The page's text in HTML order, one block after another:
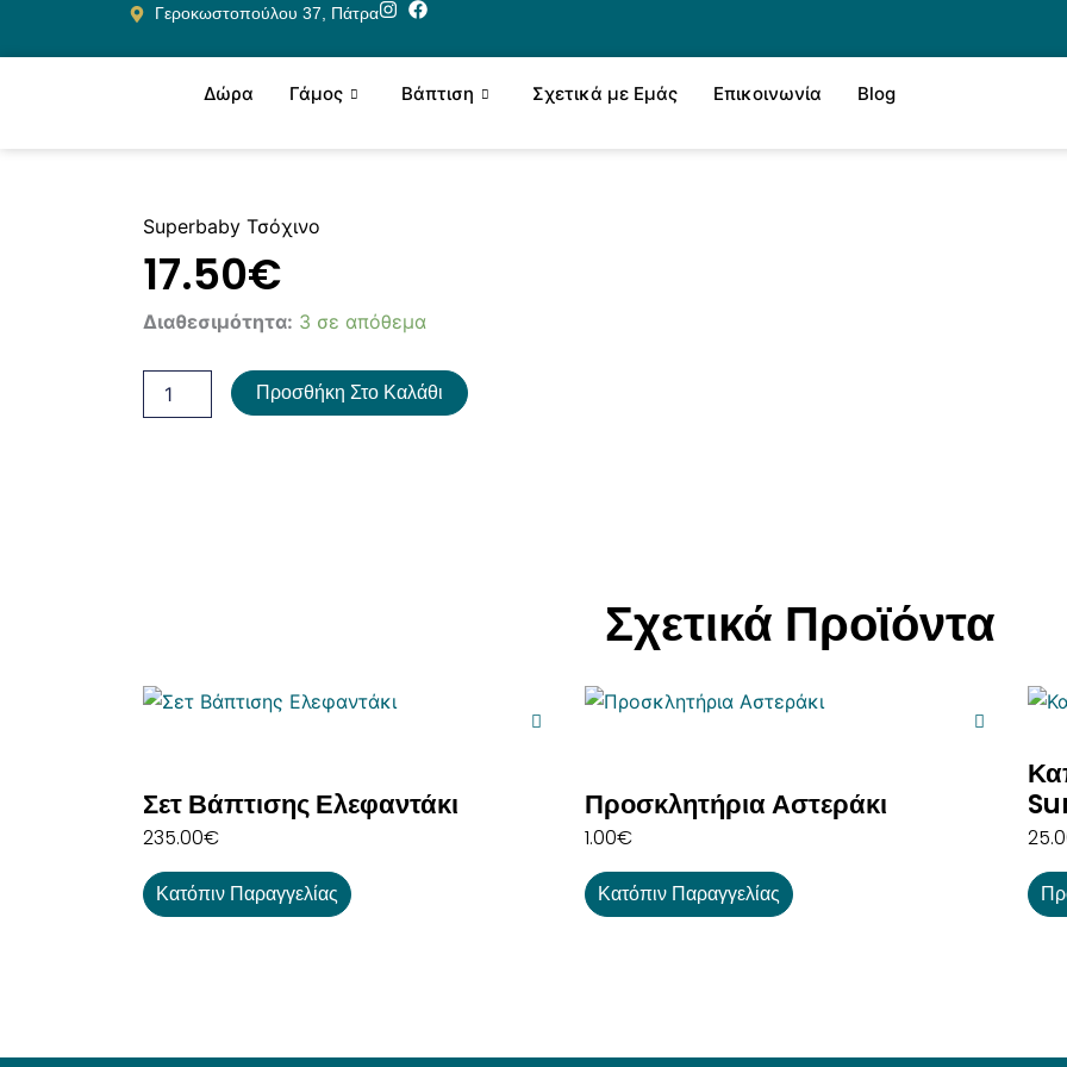
Γεροκωστοπούλου 37, Πάτρα
Δώρα Γάμος Βάπτιση Σχετικά με Εμάς Επικοινωνία Blog
Superbaby Τσόχινο
17.50€
Διαθεσιμότητα: 3 σε απόθεμα
Superbaby
Προσθήκη Στο Καλάθι
Σχετικά Προϊόντα
Σετ Βάπτισης Ελεφαντάκι
235.00€
Κατόπιν Παραγγελίας
Προσκλητήρια Αστεράκι
1.00€
Κατόπιν Παραγγελίας